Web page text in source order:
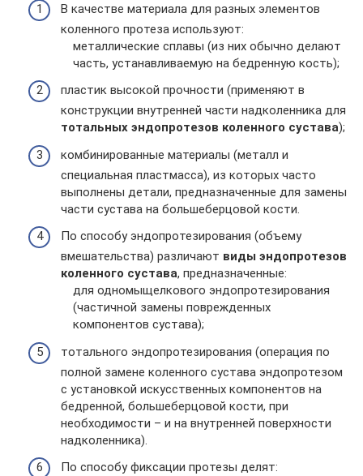
В качестве материала для разных элементов
коленного протеза используют:
металлические сплавы (из них обычно делают
часть, устанавливаемую на бедренную кость);
пластик высокой прочности (применяют в
конструкции внутренней части надколенника для
тотальных эндопротезов коленного сустава);
комбинированные материалы (металл и
специальная пластмасса), из которых часто
выполнены детали, предназначенные для замены
части сустава на большеберцовой кости.
По способу эндопротезирования (объему
вмешательства) различают виды эндопротезов
коленного сустава, предназначенные:
для одномыщелкового эндопротезирования
(частичной замены поврежденных
компонентов сустава);
тотального эндопротезирования (операция по
полной замене коленного сустава эндопротезом
с установкой искусственных компонентов на
бедренной, большеберцовой кости, при
необходимости – и на внутренней поверхности
надколенника).
По способу фиксации протезы делят: